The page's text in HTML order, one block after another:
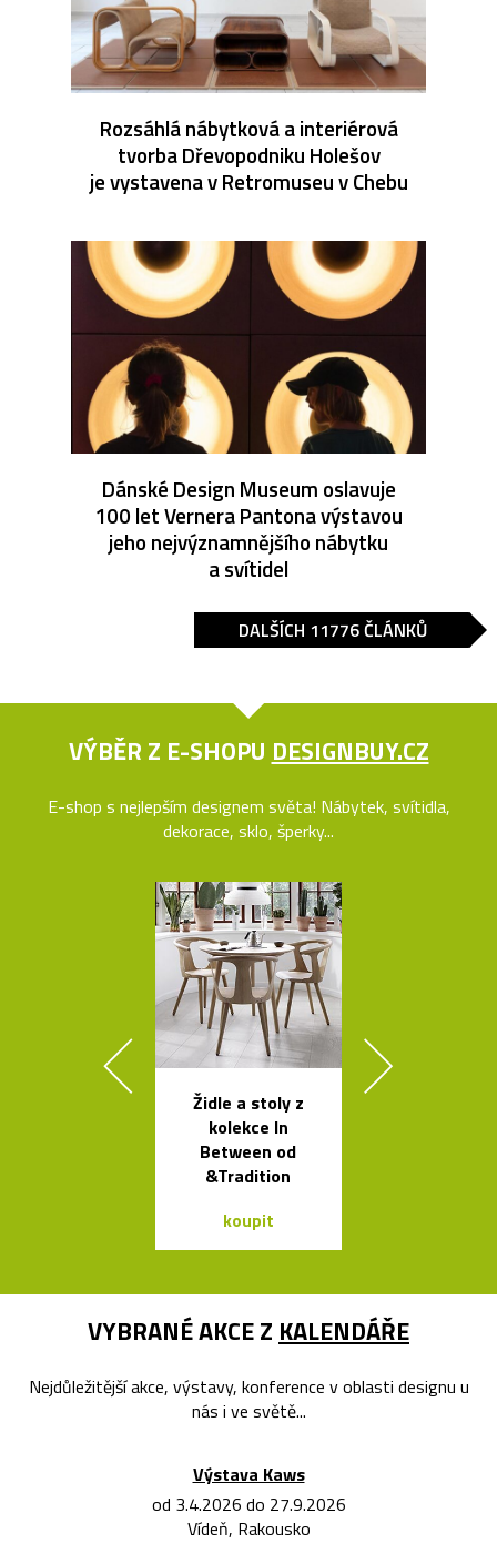
Rozsáhlá nábytková a interiérová
tvorba Dřevopodniku Holešov
je vystavena v Retromuseu v Chebu
Dánské Design Museum oslavuje
100 let Vernera Pantona výstavou
jeho nejvýznamnějšího nábytku
a svítidel
DALŠÍCH 11776 ČLÁNKŮ
VÝBĚR Z E-SHOPU DESIGNBUY.CZ
E-shop s nejlepším designem světa! Nábytek, svítidla,
dekorace, sklo, šperky...
Židle a stoly z
kolekce In
Between od
&Tradition
koupit
VYBRANÉ AKCE Z KALENDÁŘE
Nejdůležitější akce, výstavy, konference v oblasti designu u
nás i ve světě...
Výstava Kaws
od 3.4.2026 do 27.9.2026
Vídeň, Rakousko